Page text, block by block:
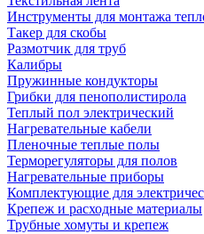
Инструменты для монтажа
Такер для скобы
Размотчик для труб
Калибры
Пружинные кондукторы
Грибки для пенополистирола
Теплый пол электрический
Нагревательные кабели
Пленочные теплые полы
Терморегуляторы для полов
Нагревательные приборы
Комплектующие для
Крепеж и расходные материалы
Трубные хомуты и крепеж